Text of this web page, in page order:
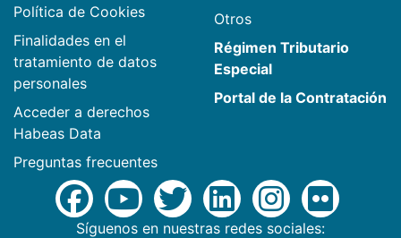
Política de Cookies
Finalidades en el
tratamiento de datos
personales
Acceder a derechos
Habeas Data
Preguntas frecuentes
Otros
Régimen Tributario
Especial
Portal de la Contratación
Síguenos en nuestras redes sociales: